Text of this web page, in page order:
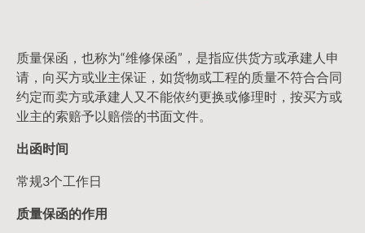
质量保函，也称为“维修保函”，是指应供货方或承建人申
请，向买方或业主保证，如货物或工程的质量不符合合同
约定而卖方或承建人又不能依约更换或修理时，按买方或
业主的索赔予以赔偿的书面文件。
出函时间
常规3个工作日
质量保函的作用